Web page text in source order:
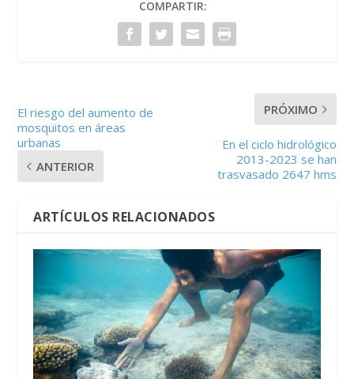
COMPARTIR:
El riesgo del aumento de
mosquitos en áreas
urbanas
ANTERIOR
PRÓXIMO
En el ciclo hidrológico
2013-2023 se han
trasvasado 2647 hms
ARTÍCULOS RELACIONADOS